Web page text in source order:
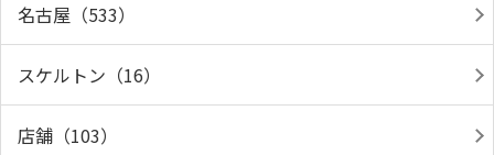
名古屋（533）
スケルトン（16）
店舗（103）